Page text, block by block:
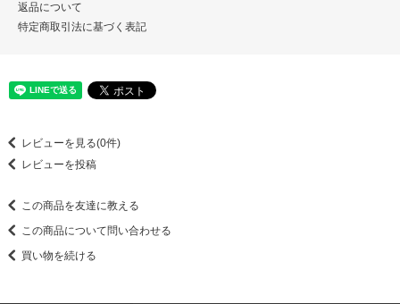
返品について
特定商取引法に基づく表記
レビューを見る(0件)
レビューを投稿
この商品を友達に教える
この商品について問い合わせる
買い物を続ける